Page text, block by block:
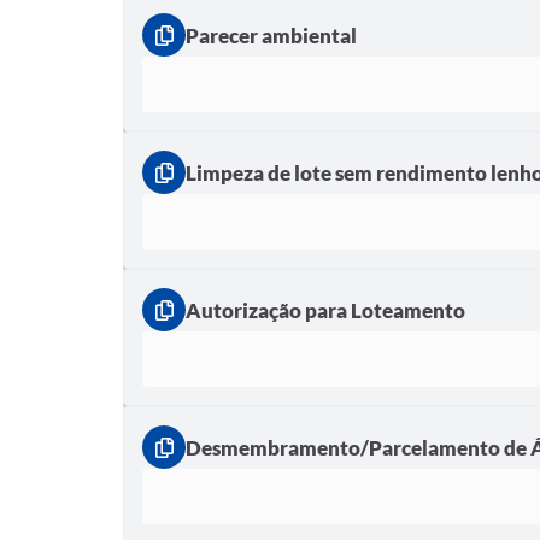
Parecer ambiental
Limpeza de lote sem rendimento
Autorização para Loteamento
Desmembramento/Parcelamento de